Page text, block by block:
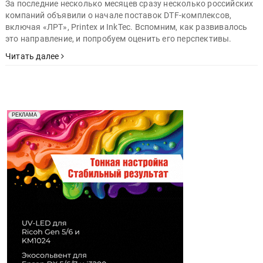
За последние несколько месяцев сразу несколько российских
компаний объявили о начале поставок DTF-комплексов,
включая «ЛРТ», Printex и InkTec. Вспомним, как развивалось
это направление, и попробуем оценить его перспективы.
Читать далее
РЕКЛАМА
Реклама. Рекламодатель ООО "Передовые Системы
Печати" erid: 2SDnjd2d4Qz